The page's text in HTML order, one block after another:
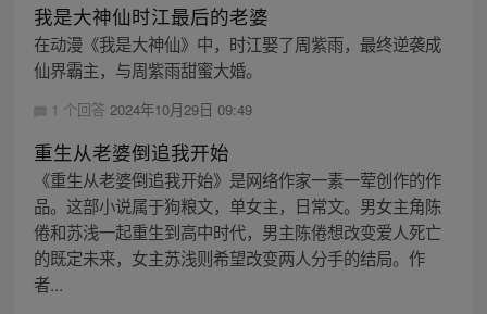
我是大神仙时江最后的老婆
在动漫《我是大神仙》中，时江娶了周紫雨，最终逆袭成
仙界霸主，与周紫雨甜蜜大婚。
1 个回答 2024年10月29日 09:49
重生从老婆倒追我开始
《重生从老婆倒追我开始》是网络作家一素一荤创作的作
品。这部小说属于狗粮文，单女主，日常文。男女主角陈
倦和苏浅一起重生到高中时代，男主陈倦想改变爱人死亡
的既定未来，女主苏浅则希望改变两人分手的结局。作
者...